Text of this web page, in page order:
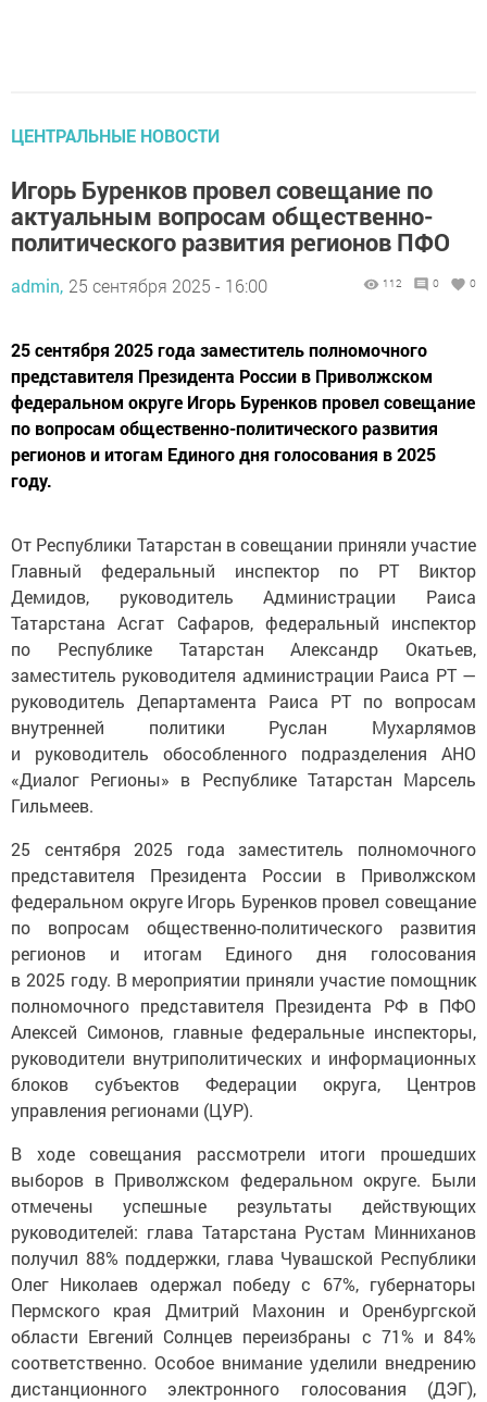
ЦЕНТРАЛЬНЫЕ НОВОСТИ
Игорь Буренков провел совещание по
актуальным вопросам общественно-
политического развития регионов ПФО
admin, 25 сентября 2025 - 16:00 112 0 0
25 сентября 2025 года заместитель полномочного
представителя Президента России в Приволжском
федеральном округе Игорь Буренков провел совещание
по вопросам общественно-политического развития
регионов и итогам Единого дня голосования в 2025
году.
От Республики Татарстан в совещании приняли участие
Главный федеральный инспектор по РТ Виктор
Демидов, руководитель Администрации Раиса
Татарстана Асгат Сафаров, федеральный инспектор
по Республике Татарстан Александр Окатьев,
заместитель руководителя администрации Раиса РТ —
руководитель Департамента Раиса РТ по вопросам
внутренней политики Руслан Мухарлямов
и руководитель обособленного подразделения АНО
«Диалог Регионы» в Республике Татарстан Марсель
Гильмеев.
25 сентября 2025 года заместитель полномочного
представителя Президента России в Приволжском
федеральном округе Игорь Буренков провел совещание
по вопросам общественно-политического развития
регионов и итогам Единого дня голосования
в 2025 году. В мероприятии приняли участие помощник
полномочного представителя Президента РФ в ПФО
Алексей Симонов, главные федеральные инспекторы,
руководители внутриполитических и информационных
блоков субъектов Федерации округа, Центров
управления регионами (ЦУР).
В ходе совещания рассмотрели итоги прошедших
выборов в Приволжском федеральном округе. Были
отмечены успешные результаты действующих
руководителей: глава Татарстана Рустам Минниханов
получил 88% поддержки, глава Чувашской Республики
Олег Николаев одержал победу с 67%, губернаторы
Пермского края Дмитрий Махонин и Оренбургской
области Евгений Солнцев переизбраны с 71% и 84%
соответственно. Особое внимание уделили внедрению
дистанционного электронного голосования (ДЭГ),